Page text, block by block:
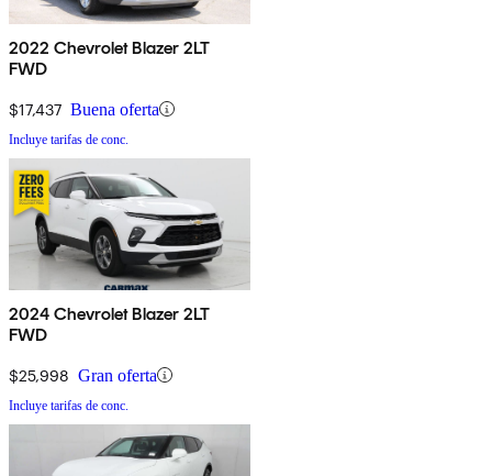
2022 Chevrolet Blazer 2LT
FWD
$17,437 Buena oferta
Incluye tarifas de conc.
2024 Chevrolet Blazer 2LT
FWD
$25,998 Gran oferta
Incluye tarifas de conc.